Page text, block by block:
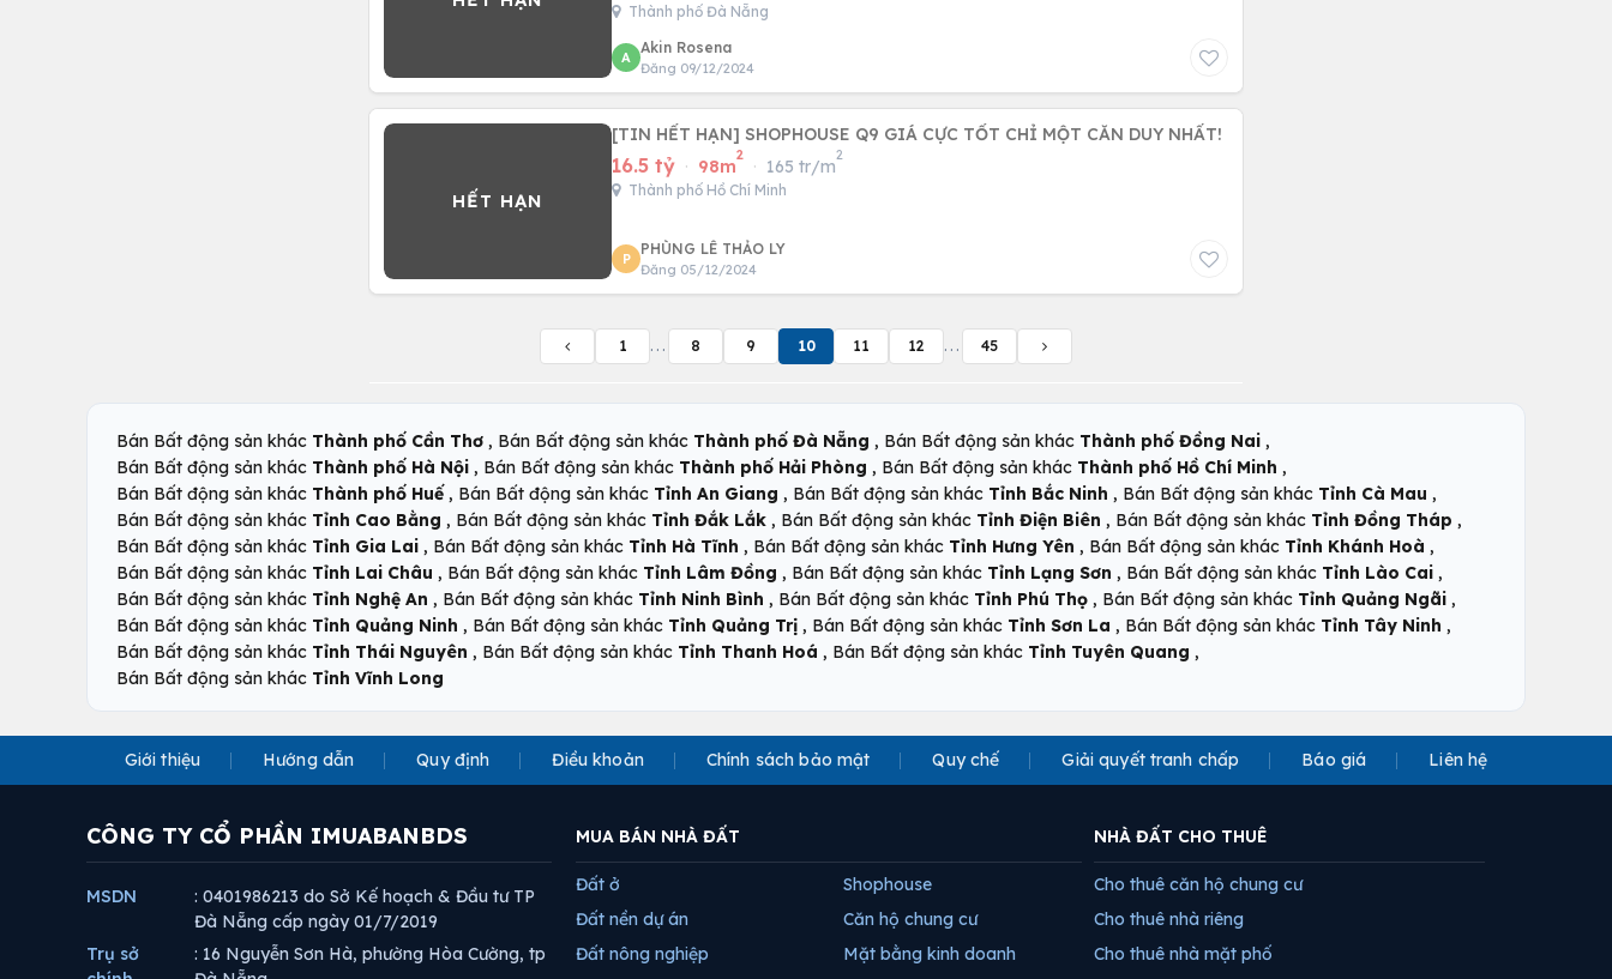
Thành phố Đà Nẵng
A
Akin Rosena
Đăng 09/12/2024
[TIN HẾT HẠN] SHOPHOUSE Q9 GIÁ CỰC TỐT CHỈ MỘT CĂN DUY NHẤT!
16.5 tỷ · 98m
2
· 165 tr/m
2
Thành phố Hồ Chí Minh
P
PHÙNG LÊ THẢO LY
Đăng 05/12/2024
1 ... 8 9 10 11 12 ... 45
Bán Bất động sản khác Thành phố Cần Thơ , Bán Bất động sản khác Thành phố Đà Nẵng , Bán Bất động sản khác Thành phố Đồng Nai ,
Bán Bất động sản khác Thành phố Hà Nội , Bán Bất động sản khác Thành phố Hải Phòng , Bán Bất động sản khác Thành phố Hồ Chí Minh ,
Bán Bất động sản khác Thành phố Huế , Bán Bất động sản khác Tỉnh An Giang , Bán Bất động sản khác Tỉnh Bắc Ninh , Bán Bất động sản khác Tỉnh Cà Mau ,
Bán Bất động sản khác Tỉnh Cao Bằng , Bán Bất động sản khác Tỉnh Đắk Lắk , Bán Bất động sản khác Tỉnh Điện Biên , Bán Bất động sản khác Tỉnh Đồng Tháp ,
Bán Bất động sản khác Tỉnh Gia Lai , Bán Bất động sản khác Tỉnh Hà Tĩnh , Bán Bất động sản khác Tỉnh Hưng Yên , Bán Bất động sản khác Tỉnh Khánh Hoà ,
Bán Bất động sản khác Tỉnh Lai Châu , Bán Bất động sản khác Tỉnh Lâm Đồng , Bán Bất động sản khác Tỉnh Lạng Sơn , Bán Bất động sản khác Tỉnh Lào Cai ,
Bán Bất động sản khác Tỉnh Nghệ An , Bán Bất động sản khác Tỉnh Ninh Bình , Bán Bất động sản khác Tỉnh Phú Thọ , Bán Bất động sản khác Tỉnh Quảng Ngãi ,
Bán Bất động sản khác Tỉnh Quảng Ninh , Bán Bất động sản khác Tỉnh Quảng Trị , Bán Bất động sản khác Tỉnh Sơn La , Bán Bất động sản khác Tỉnh Tây Ninh ,
Bán Bất động sản khác Tỉnh Thái Nguyên , Bán Bất động sản khác Tỉnh Thanh Hoá , Bán Bất động sản khác Tỉnh Tuyên Quang ,
Bán Bất động sản khác Tỉnh Vĩnh Long
Giới thiệu Hướng dẫn Quy định Điều khoản Chính sách bảo mật Quy chế Giải quyết tranh chấp Báo giá Liên hệ
CÔNG TY CỔ PHẦN IMUABANBDS
MSDN
: 0401986213 do Sở Kế hoạch & Đầu tư TP
Đà Nẵng cấp ngày 01/7/2019
Trụ sở
: 16 Nguyễn Sơn Hà, phường Hòa Cường, tp
MUA BÁN NHÀ ĐẤT
Đất ở
Đất nền dự án
Đất nông nghiệp
Shophouse
Căn hộ chung cư
Mặt bằng kinh doanh
NHÀ ĐẤT CHO THUÊ
Cho thuê căn hộ chung cư
Cho thuê nhà riêng
Cho thuê nhà mặt phố